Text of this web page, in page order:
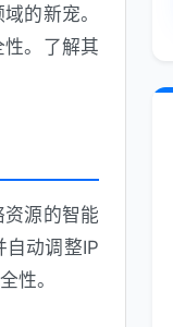
的新宠。
。了解其
源的智能
自动调整IP
性。